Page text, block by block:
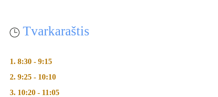
Tvarkaraštis
1. 8:30 - 9:15
2. 9:25 - 10:10
3. 10:20 - 11:05